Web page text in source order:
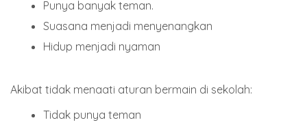
Punya banyak teman.
Suasana menjadi menyenangkan
Hidup menjadi nyaman
Akibat tidak menaati aturan bermain di sekolah:
Tidak punya teman